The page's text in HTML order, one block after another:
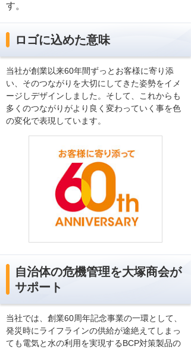
す。
ロゴに込めた意味
当社が創業以来60年間ずっとお客様に寄り添
い、そのつながりを大切にしてきた姿勢をイメ
ージしデザインしました。そして、これからも
多くのつながりがより良く変わっていく事を色
の変化で表現しています。
自治体の危機管理を大塚商会が
サポート
当社では、創業60周年記念事業の一環として、
発災時にライフラインの供給が途絶えてしまっ
ても電気と水の利用を実現するBCP対策製品の